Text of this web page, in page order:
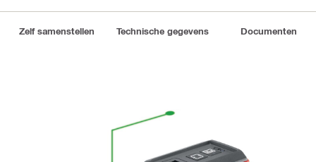
Zelf samenstellen Technische gegevens Documenten